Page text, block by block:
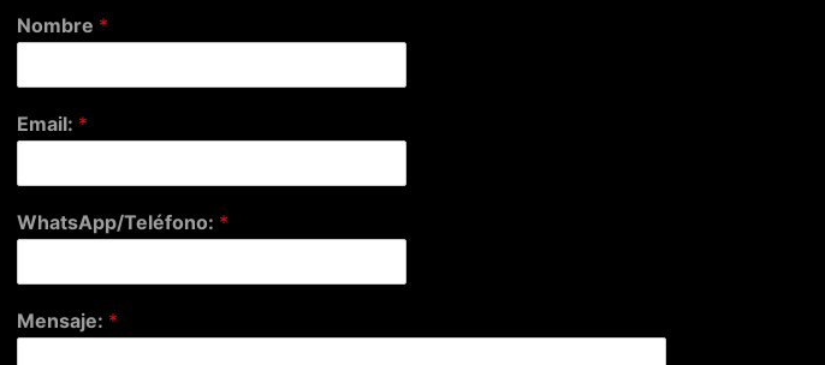
Nombre *
Email: *
WhatsApp/Teléfono: *
Mensaje: *